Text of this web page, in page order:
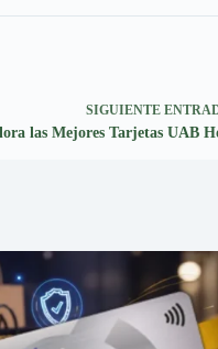
SIGUIENTE
las Mejores Tarjetas UAB